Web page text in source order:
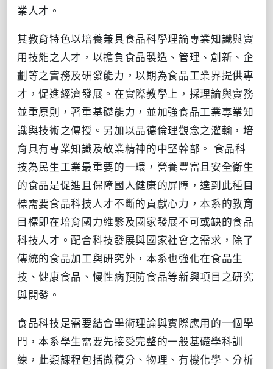
業人才。
其教育特色以培養兼具食品科學理論專業知識與實
用技能之人才，以擔負食品製造、管理、創新、企
劃等之實務及研發能力，以期為食品工業界提供專
才，促進經濟發展。在實際教學上，採理論與實務
並重原則，著重基礎能力，並加強食品工業專業知
識與技術之傳授。另加以品德倫理觀念之灌輸，培
育具有專業知識及敬業精神的中堅幹部。 食品科
技為民生工業最重要的一環，營養豐富且安全衛生
的食品是促進且保障國人健康的屏障，達到此種目
標需要食品科技人才不斷的貢獻心力，本系的教育
目標即在培育國力維繫及國家發展不可或缺的食品
科技人才。配合科技發展與國家社會之需求，除了
傳統的食品加工與研究外，本系也強化在食品生
技、健康食品、慢性病預防食品等新興項目之研究
與開發。
食品科技是需要結合學術理論與實際應用的一個學
門，本系學生需要先接受完整的一般基礎學科訓
練，此類課程包括微積分、物理、有機化學、分析